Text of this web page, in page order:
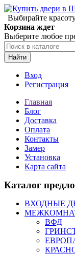
Выбирайте
Корзина ждет
Выберите любое
Найти
Вход
Регистрация
Главная
Блог
Доставка
Оплата
Контакты
Замер
Установка
Карта сайта
Каталог
ВХОДНЫЕ
ВФД